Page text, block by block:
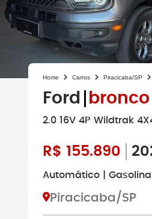
Home Carros Piracicaba/SP
Ford
2.0 16V 4P Wildtrak
R$ 155.890
Automático | Gasolina
Piracicaba/SP